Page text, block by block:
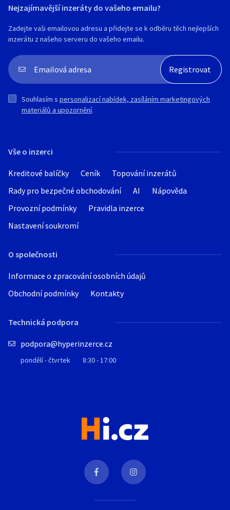
Vše o inzerci
Kreditové balíčky Ceník
Topování inzerátů
Rady pro bezpečné obchodování
AI
Nápověda
Provozní podmínky
Pravidla inzerce
Nastavení soukromí
O společnosti
Informace o zpracování osobních údajů
Obchodní podmínky
Kontakty
Technická podpora
podpora@hyperinzerce.cz
pondělí - čtvrtek 8:30 - 17:00
Nejzajímavější inzeráty do vašeho emailu?
Zadejte vaši emailovou adresu a přidejte se k odběru těch nejlepších
inzerátu z našeho serveru do vašeho emailu.
Souhlasím s personalizací nabídek, zasíláním marketingových
materiálů a upozornění.